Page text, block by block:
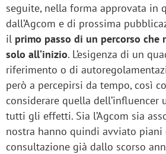
seguite, nella forma approvata in
dall’Agcom e di prossima
il primo passo di un percorso che
solo all’inizio. L’esigenza di un
riferimento o di
però a percepirsi da tempo, così
considerare quella dell’influencer
tutti gli effetti. Sia l’Agcom sia
nostra hanno quindi avviato
consultazione già dallo scorso